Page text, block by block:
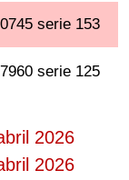
0745 serie 153
7960 serie 125
2026
2026